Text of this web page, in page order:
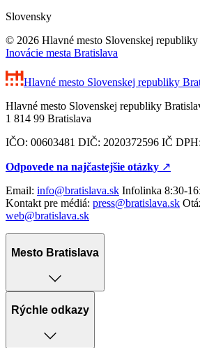
Slovensky
© 2026 Hlavné mesto Slovenskej
Inovácie mesta Bratislava
Hlavné mesto Slovenskej republiky
Hlavné mesto Slovenskej republiky
1 814 99 Bratislava
IČO: 00603481 DIČ: 2020372596 IČ
Odpovede na najčastejšie otázky ↗︎
Email: info@bratislava.sk Infolinka 8:30-
Kontakt pre médiá: press@bratislava.sk
web@bratislava.sk
Mesto Bratislava
Rýchle odkazy